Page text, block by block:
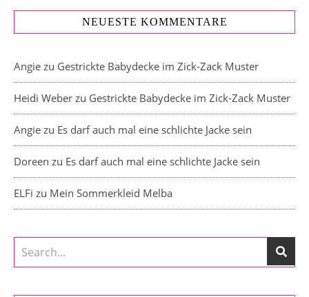
NEUESTE KOMMENTARE
Angie zu Gestrickte Babydecke im Zick-Zack Muster
Heidi Weber zu Gestrickte Babydecke im Zick-Zack Muster
Angie zu Es darf auch mal eine schlichte Jacke sein
Doreen zu Es darf auch mal eine schlichte Jacke sein
ELFi zu Mein Sommerkleid Melba